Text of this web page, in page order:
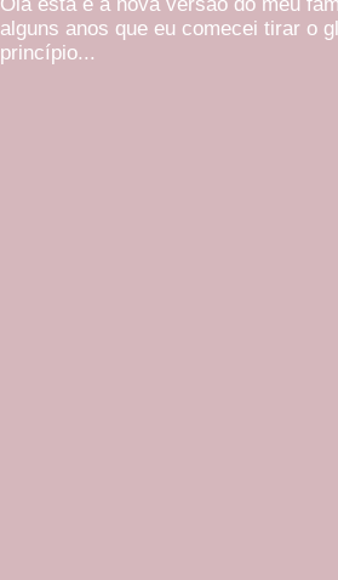
Olá esta é a nova versão do meu
alguns anos que eu comecei tirar o
princípio...